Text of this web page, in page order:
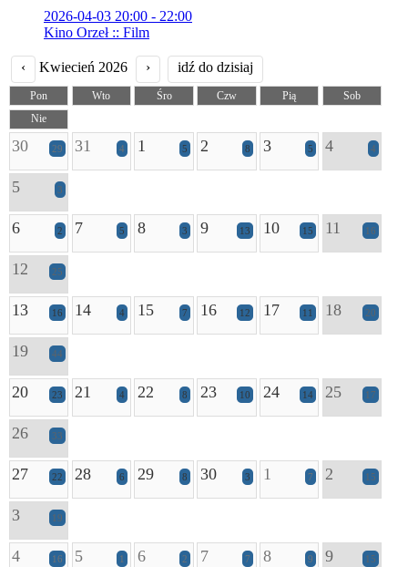
2026-04-03 20:00 - 22:00
Kino Orzeł :: Film
‹ Kwiecień 2026 › idź do dzisiaj
Pon Wto Śro Czw Pią
Sob
Nie
30 29 31 4 1 5 2 8 3 5 4 4
5 3
6 2 7 5 8 3 9 13 10 15 11 16
12 25
13 16 14 4 15 7 16 12 17 11 18 20
19 44
20 23 21 4 22 8 23 10 24 14 25 17
26 33
27 22 28 6 29 8 30 3 1 7 2 15
3 19
4 16 5 1 6 2 7 7 8 9 9 15